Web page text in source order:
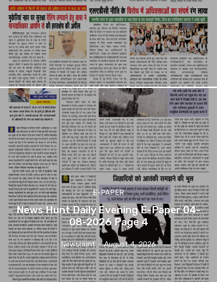
E-PAPER
News Hunt Daily Evening E-Paper 04-
08-2026 Page 4
Newshunt - August 4, 2026